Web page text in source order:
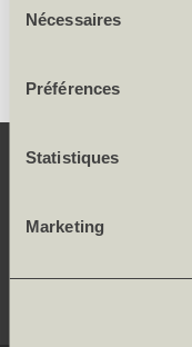
Nécessaires
Préférences
Statistiques
Marketing
SERVICE